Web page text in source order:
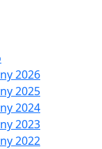
2026
2025
2024
2023
2022